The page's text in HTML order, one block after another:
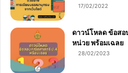
17/02/2022
ดาวน์โหลด ข้อสอ
หน่วย พร้อมเฉลย
28/02/2023